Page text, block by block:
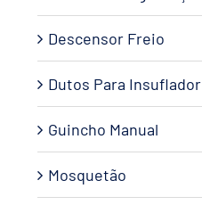
Descensor Freio
Dutos Para Insuflador
Guincho Manual
Mosquetão